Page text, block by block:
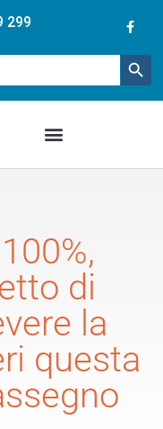
299
di
la
questa